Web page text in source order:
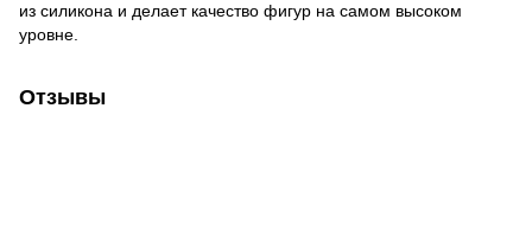
из силикона и делает качество фигур на самом высоком
уровне.
Отзывы